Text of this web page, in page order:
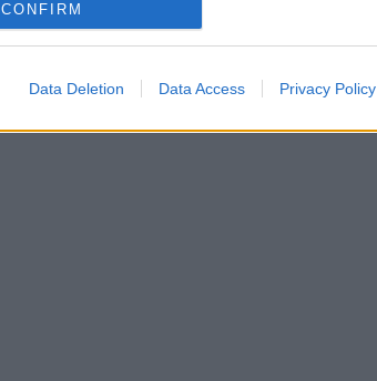
CONFIRM
Data Deletion Data Access Privacy Policy